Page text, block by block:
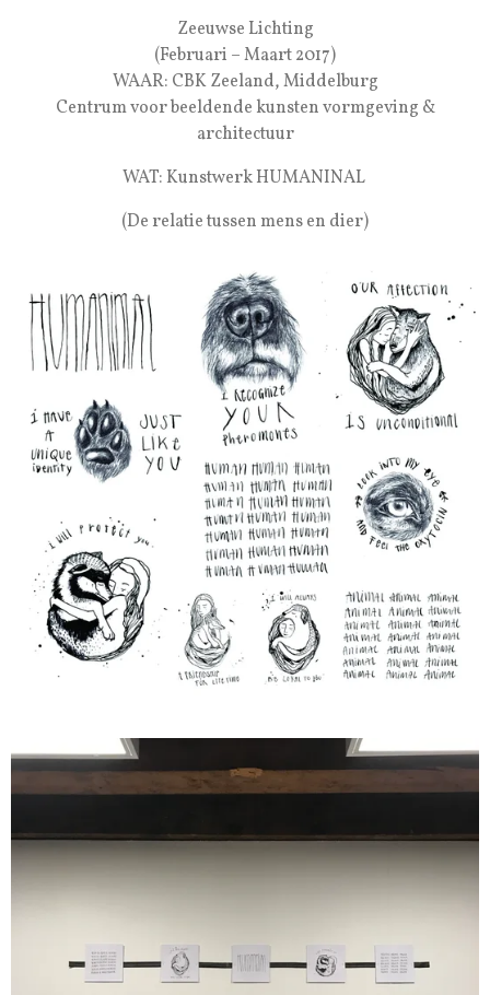
Zeeuwse Lichting
(Februari – Maart 2017)
WAAR: CBK Zeeland, Middelburg
Centrum voor beeldende kunsten vormgeving &
architectuur
WAT: Kunstwerk HUMANINAL
(De relatie tussen mens en dier)